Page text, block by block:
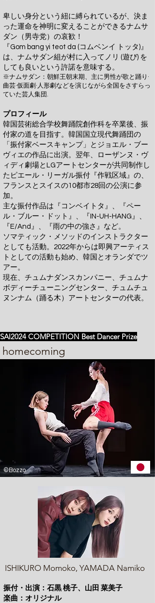
卑しい身分という紐に縛られているが、決ま
った運命を神明に変えることができるナムサ
ダン（男寺党）の哀歓！
『Gom bang yi teot da (コムベンイ トッタ)』
は、ナムサダン組が村に入ってノリ (遊び) を
しても良いという許諾を意味する。
※ナムサダン：朝鮮王朝末期、主に男性が歌と踊り·
曲芸·仮面劇·人形劇などを演じながら全国 をさすらっ
ていた芸人集団.
プロフィール
韓国芸術総合学校舞踊院創作科を卒業後、振
付家の道を目指す。韓国国立現代舞踊団の
「振付家ベースキャンプ」とジョエル・ブー
ヴィエの作品に出演。翌年、ローザンヌ・ヴ
ィディ劇場とLGアートセンターが共同制作し
たピエール・リーガル振付『作戦区域』の、
フランスとスイスの10都市28回の公演に参
加。
主な振付作品は『コンベイトタ』、『ペー
ル・ブルー・ドット』、『IN-UH-HANG』、
『E/And』、『雨の中の強さ』など。
ソマティック・メソッドのインストラクター
としても活動。2022年からは即興アーティス
トとしての活動も始め、韓国とオランダでツ
アー。​
現在、チュムナダンスカンパニー、チュムナ
ボディーチューニングセンター、チュムチュ
ヌンナム（踊る木）アートセンターの代表。
SAI2024 COMPETITION Best Dancer Prize
homecoming
©Bozzo
ISHIKURO Momoko, YAMADA Namiko
振付・出演：石黒 桃子、山田 菜美子
楽曲：オリジナル